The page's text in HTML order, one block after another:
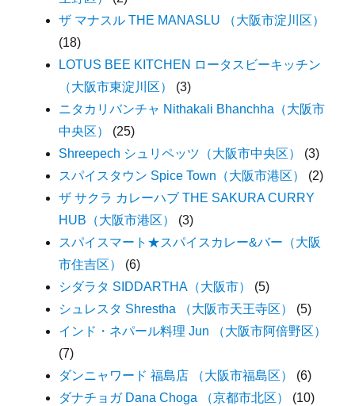
ザ マナスル THE MANASLU （大阪市淀川区）
(18)
LOTUS BEE KITCHEN ロータスビーキッチン
（大阪市東淀川区）
(3)
ニタカリバンチャ Nithakali Bhanchha（大阪市
中央区）
(25)
Shreepech シュリペッツ（大阪市中央区）
(3)
スパイスタウン Spice Town（大阪市港区）
(2)
ザ サクラ カレーハブ THE SAKURA CURRY
HUB（大阪市港区）
(3)
スパイスマート★スパイスカレー&バー（大阪
市住吉区）
(6)
シダラタ SIDDARTHA（大阪市）
(5)
シュレスタ Shrestha （大阪市天王寺区）
(5)
インド・ネパール料理 Jun （大阪市阿倍野区）
(7)
ダンニャワード 福島店 （大阪市福島区）
(6)
ダナチョガ Dana Choga （京都市北区）
(10)